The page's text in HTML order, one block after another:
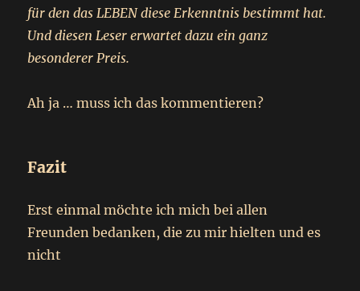
für den das LEBEN diese Erkenntnis bestimmt hat.
Und diesen Leser erwartet dazu ein ganz
besonderer Preis.
Ah ja … muss ich das kommentieren?
Fazit
Erst einmal möchte ich mich bei allen
Freunden bedanken, die zu mir hielten und es
nicht